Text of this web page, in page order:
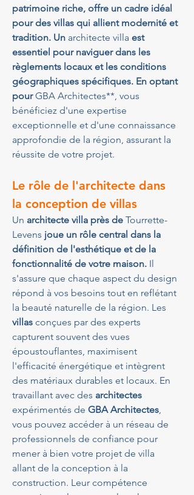
patrimoine riche, offre un cadre idéal
pour des villas qui allient modernité et
tradition. Un architecte villa est
essentiel pour naviguer dans les
règlements locaux et les conditions
géographiques spécifiques. En optant
pour GBA Architectes**, vous
bénéficiez d'une expertise
exceptionnelle et d'une connaissance
approfondie de la région, assurant la
réussite de votre projet.
Le rôle de l'architecte dans
la conception de villas
Un architecte villa près de Tourrette-
Levens joue un rôle central dans la
définition de l'esthétique et de la
fonctionnalité de votre maison. Il
s'assure que chaque aspect du design
répond à vos besoins tout en reflétant
la beauté naturelle de la région. Les
villas conçues par des experts
capturent souvent des vues
époustouflantes, maximisent
l'efficacité énergétique et intègrent
des matériaux durables et locaux. En
travaillant avec des architectes
expérimentés de GBA Architectes,
vous pouvez accéder à un réseau de
professionnels de confiance pour
mener à bien votre projet de villa
allant de la conception à la
construction. Leur compétence